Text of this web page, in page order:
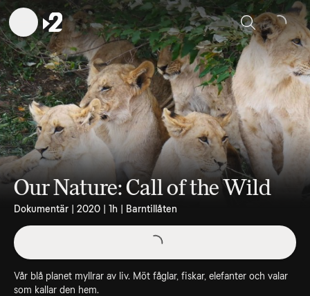
Sök
Our Nature: Call of the Wild
Dokumentär | 2020 | 1h | Barntillåten
Vår blå planet myllrar av liv. Möt fåglar, fiskar, elefanter och valar
som kallar den hem.